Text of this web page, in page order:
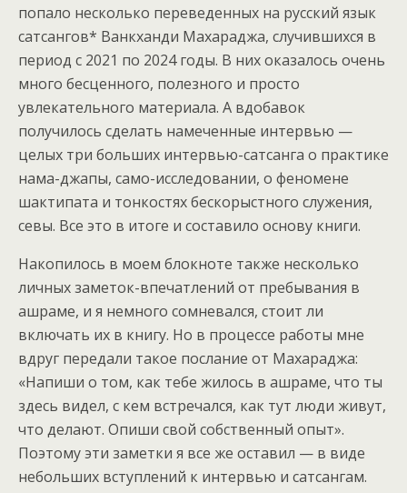
попало несколько переведенных на русский язык
сатсангов* Ванкханди Махараджа, случившихся в
период с 2021 по 2024 годы. В них оказалось очень
много бесценного, полезного и просто
увлекательного материала. А вдобавок
получилось сделать намеченные интервью —
целых три больших интервью-сатсанга о практике
нама-джапы, само-исследовании, о феномене
шактипата и тонкостях бескорыстного служения,
севы. Все это в итоге и составило основу книги.
Накопилось в моем блокноте также несколько
личных заметок-впечатлений от пребывания в
ашраме, и я немного сомневался, стоит ли
включать их в книгу. Но в процессе работы мне
вдруг передали такое послание от Махараджа:
«Напиши о том, как тебе жилось в ашраме, что ты
здесь видел, с кем встречался, как тут люди живут,
что делают. Опиши свой собственный опыт».
Поэтому эти заметки я все же оставил — в виде
небольших вступлений к интервью и сатсангам.